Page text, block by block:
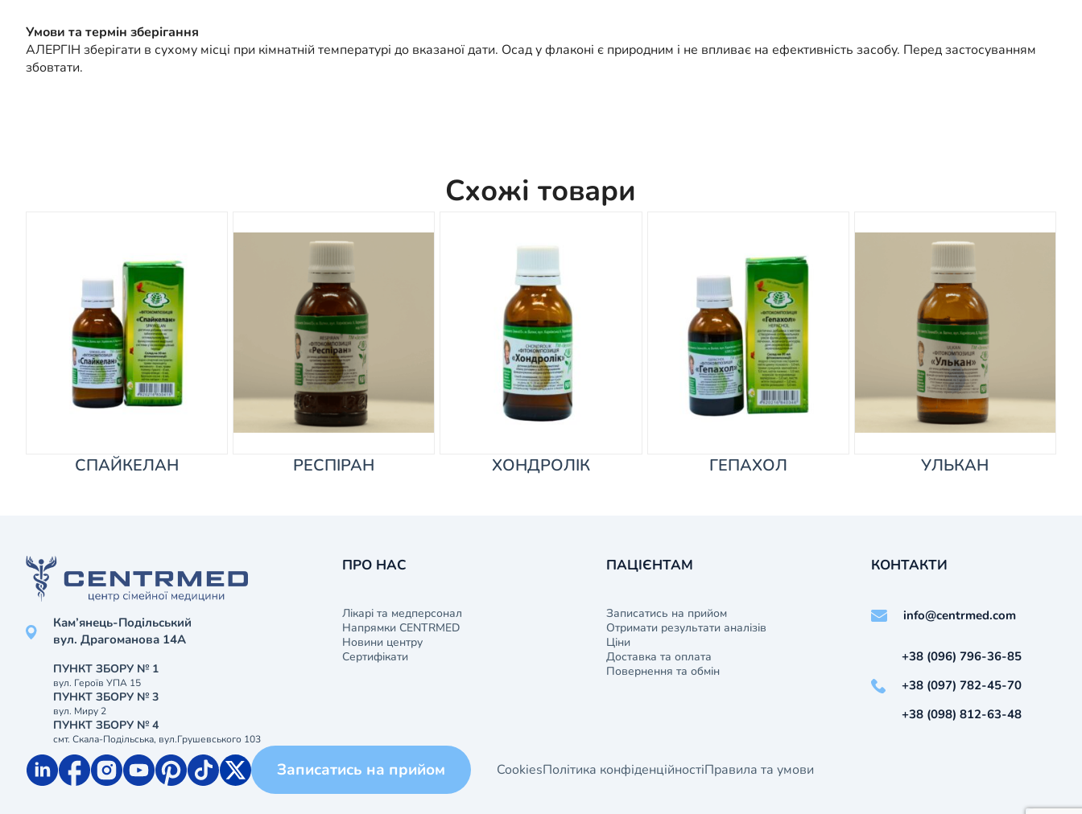
Умови та термін зберігання
АЛЕРГІН зберігати в сухому місці при кімнатній температурі до вказаної дати. Осад у флаконі є природним і не впливає на ефективність засобу. Перед застосуванням
збовтати.
Схожі товари
СПАЙКЕЛАН РЕСПІРАН ХОНДРОЛІК ГЕПАХОЛ УЛЬКАН
Кам’янець-Подільський
вул. Драгоманова 14А
ПУНКТ ЗБОРУ № 1
вул. Героїв УПА 15
ПУНКТ ЗБОРУ № 3
вул. Миру 2
ПУНКТ ЗБОРУ № 4
смт. Скала-Подільська, вул.Грушевського 103
ПРО НАС
Лікарі та медперсонал
Напрямки CENTRMED
Новини центру
Сертифікати
ПАЦІЄНТАМ
Записатись на прийом
Отримати результати аналізів
Ціни
Доставка та оплата
Повернення та обмін
КОНТАКТИ
info@centrmed.com
+38 (096) 796-36-85
+38 (097) 782-45-70
+38 (098) 812-63-48
Записатись на прийом CookiesПолітика конфіденційностіПравила та умови